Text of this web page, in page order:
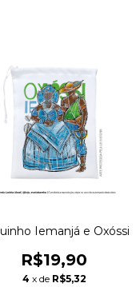
Iemanjá e Oxóssi
R$19,90
4 x de R$5,32